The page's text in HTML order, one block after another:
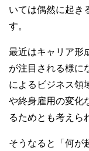
いては偶然に起き
す。
最近はキャリア形
が注目される様に
によるビジネス領
や終身雇用の変化
るためとも考えら
そうなると「何が